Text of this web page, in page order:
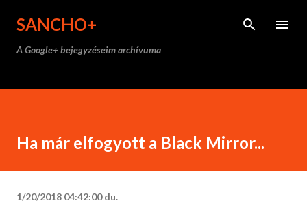
SANCHO+
A Google+ bejegyzéseim archívuma
Ha már elfogyott a Black Mirror...
1/20/2018 04:42:00 du.